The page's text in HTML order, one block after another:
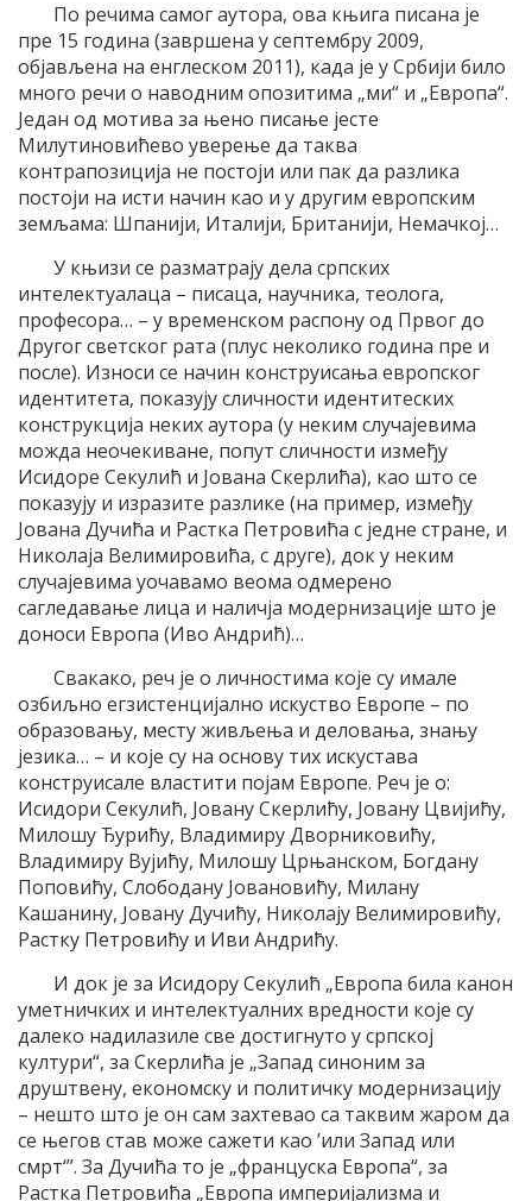
По речима самог аутора, ова књига писана је
пре 15 година (завршена у септембру 2009,
објављена на енглеском 2011), када је у Србији било
много речи о наводним опозитима „ми“ и „Европа“.
Један од мотива за њено писање јесте
Милутиновићево уверење да таква
контрапозиција не постоји или пак да разлика
постоји на исти начин као и у другим европским
земљама: Шпанији, Италији, Британији, Немачкој…
У књизи се разматрају дела српских
интелектуалаца – писаца, научника, теолога,
професора… – у временском распону од Првог до
Другог светског рата (плус неколико година пре и
после). Износи се начин конструисања европског
идентитета, показују сличности идентитеских
конструкција неких аутора (у неким случајевима
можда неочекиване, попут сличности између
Исидоре Секулић и Јована Скерлића), као што се
показују и изразите разлике (на пример, између
Јована Дучића и Растка Петровића с једне стране, и
Николаја Велимировића, с друге), док у неким
случајевима уочавамо веома одмерено
сагледавање лица и наличја модернизације што је
доноси Европа (Иво Андрић)…
Свакако, реч је о личностима које су имале
озбиљно егзистенцијално искуство Европе – по
образовању, месту живљења и деловања, знању
језика… – и којe су на основу тих искустава
конструисалe властити појам Европе. Реч је о:
Исидори Секулић, Јовану Скерлићу, Јовану Цвијићу,
Милошу Ђурићу, Владимиру Дворниковићу,
Владимиру Вујићу, Милошу Црњанском, Богдану
Поповићу, Слободану Јовановићу, Милану
Кашанину, Јовану Дучићу, Николају Велимировићу,
Растку Петровићу и Иви Андрићу.
И док је за Исидору Секулић „Европа била канон
уметничких и интелектуалних вредности које су
далеко надилазиле све достигнуто у српској
култури“, за Скерлића је „Запад синоним за
друштвену, економску и политичку модернизацију
– нешто што је он сам захтевао са таквим жаром да
се његов став може сажети као ’или Запад или
смрт‘”. За Дучића то је „француска Европа“, за
Растка Петровића „Европа империјализма и